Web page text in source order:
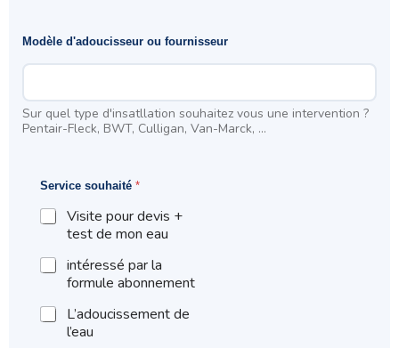
Modèle d'adoucisseur ou fournisseur
Sur quel type d'insatllation souhaitez vous une intervention ?
Pentair-Fleck, BWT, Culligan, Van-Marck, ...
Service souhaité *
Visite pour devis +
test de mon eau
intéressé par la
formule abonnement
L’adoucissement de
l’eau